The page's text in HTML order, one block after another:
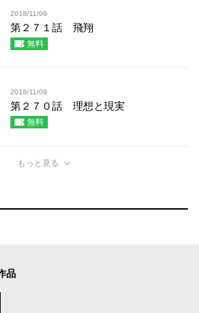
2018/11/09
第２７１話 飛翔
無料
2018/11/09
第２７０話 理想と現実
無料
もっと見る
品